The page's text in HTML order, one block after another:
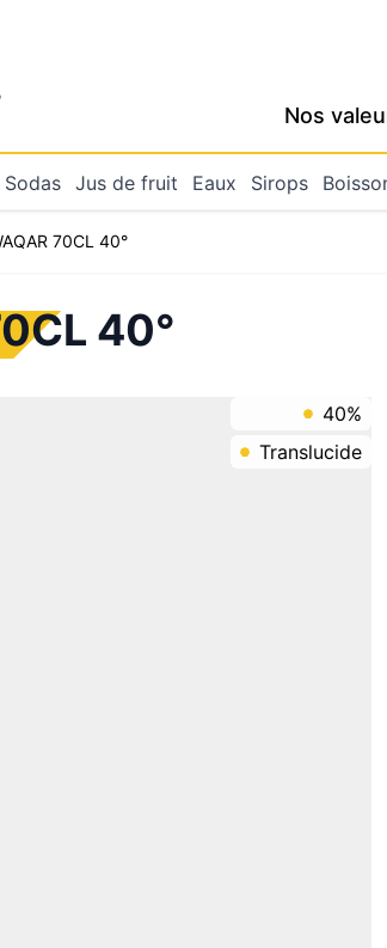
Nos
Sodas Jus de fruit Eaux Sirops
panier est vide70CL 40°
40°
40%
Translucide